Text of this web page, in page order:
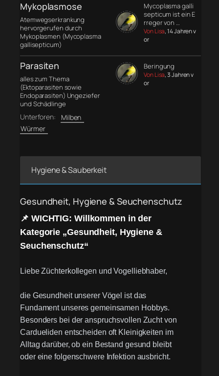
Mykoplasmose
Atemwegserkrankung
hervorgerufen durch
Mykoplasmen (Mycoplasma
gallisepticum)
Mycoplasma galli
septicum ist ein E
rreger von …
Von Lisa, 14 Jahren v
or
Parasiten
alles zum Thema
(Ektoparasiten sowie
Endoparasiten) Ungeziefer
und Schädlinge
Unterforen:
Milben
Würmer
Beringung
Von Lisa, 3 Jahren v
or
Hygiene & Sauberkeit
Gesundheit, Hygiene & Seuchenschutz
📌 WICHTIG: Willkommen in der
Kategorie „Gesundheit, Hygiene &
Seuchenschutz“
Liebe Züchterkollegen und Vogelliebhaber,
die Gesundheit unserer Vögel ist das
Fundament unseres gemeinsamen Hobbys.
Besonders bei der anspruchsvollen Zucht von
Cardueliden entscheiden oft Kleinigkeiten im
Alltag darüber, ob ein Bestand gesund bleibt
oder eine folgenschwere Infektion ausbricht.